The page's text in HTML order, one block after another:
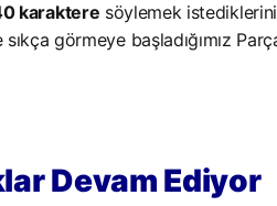
karaktere söylemek istediklerini
görmeye başladığımız
Devam Ediyor